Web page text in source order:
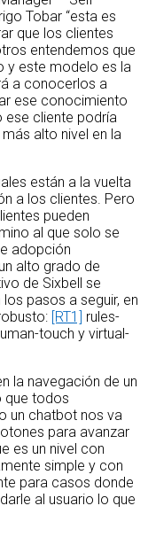
Tobar “esta es
que los clientes
entendemos que
y este modelo es la
a conocerlos a
ese conocimiento
ese cliente podría
alto nivel en la
están a la vuelta
a los clientes. Pero
pueden
al que solo se
adopción
alto grado de
de Sixbell se
pasos a seguir, en
[RT1] rules-
touch y virtual-
la navegación de un
que todos
un chatbot nos va
para avanzar
es un nivel con
simple y con
para casos donde
al usuario lo que